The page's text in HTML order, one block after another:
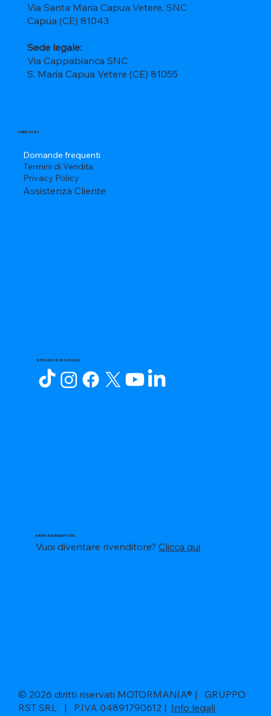
Via Santa Maria Capua Vetere, SNC
Capua (CE) 81043
Sede legale:
Via Cappabianca SNC
S. Maria Capua Vetere (CE) 81055
LINK UTILI
Domande frequenti
Termini di Vendita
Privacy Policy
Assistenza Cliente
SEGUICI SUI SOCIAL
AREA RIVENDITORI
Vuoi diventare rivenditore?Clicca qui
© 2026 diritti riservati MOTORMANIA® | GRUPPO
RST SRL | P.IVA 04891790612 | Info legali